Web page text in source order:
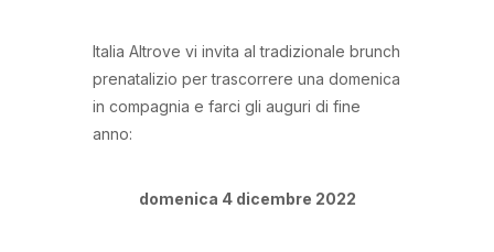
Italia Altrove vi invita al tradizionale brunch
prenatalizio per trascorrere una domenica
in compagnia e farci gli auguri di fine
anno:
domenica 4 dicembre 2022